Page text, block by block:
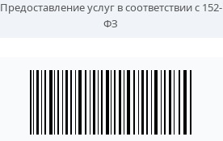
Предоставление услуг в соответствии с 152-
ФЗ